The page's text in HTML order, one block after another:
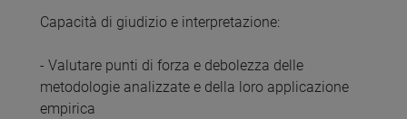
Capacità di giudizio e interpretazione:
- Valutare punti di forza e debolezza delle
metodologie analizzate e della loro applicazione
empirica